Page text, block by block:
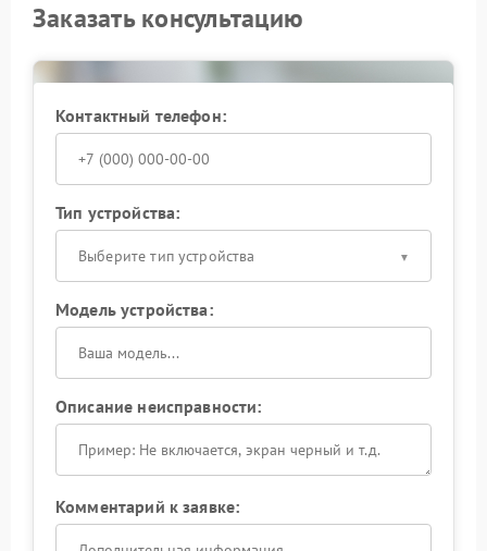
Заказать консультацию
Контактный телефон:
Тип устройства:
Выберите тип устройства
Модель устройства:
Описание неисправности:
Комментарий к заявке: